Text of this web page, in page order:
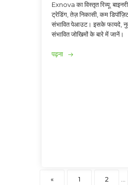
Exnova का विस्तृत रिव्यू:
ट्रेडिंग, तेज़ निकासी, कम
संभावित पेआउट। इसके फायदे,
संभावित जोखिमों के बारे में जानें।
पढ़ना
« 1 2